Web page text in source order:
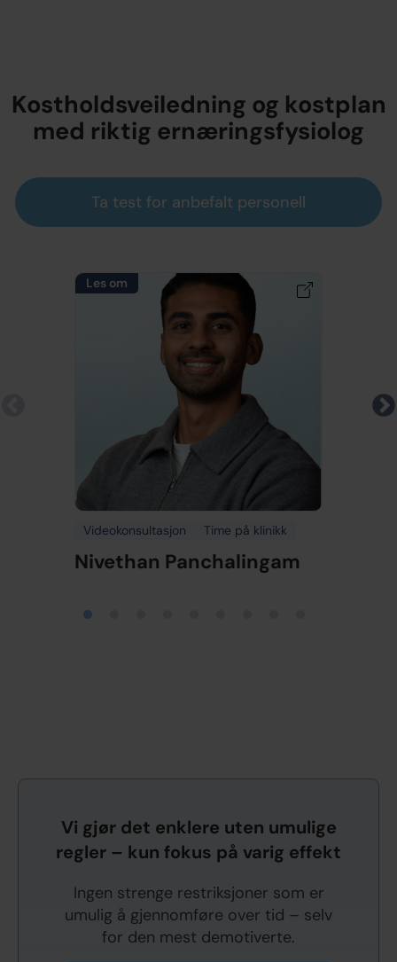
Kostholdsveiledning og kostplan
med riktig ernæringsfysiolog
Ta test for anbefalt personell
Les om
Videokonsultasjon Time på klinikk
Nivethan Panchalingam
Vi gjør det enklere uten umulige
regler – kun fokus på varig effekt
Ingen strenge restriksjoner som er
umulig å gjennomføre over tid – selv
for den mest demotiverte.